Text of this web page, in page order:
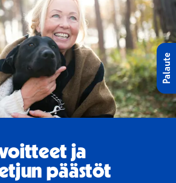
ja
päästöt
Palaute